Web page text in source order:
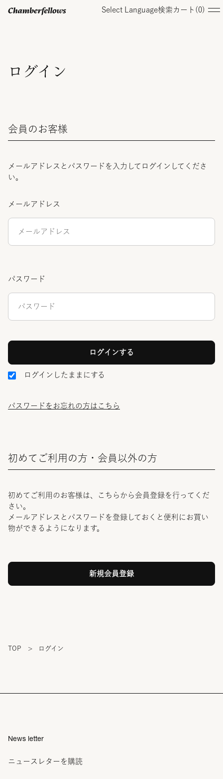
Select Language検索 カート( 0)
コレクション
ログイン
会員のお客様
メールアドレスとパスワードを入力してログインしてくださ
い。
メールアドレス
パスワード
ログインしたままにする
パスワードをお忘れの方はこちら
初めてご利用の方・会員以外の方
初めてご利用のお客様は、こちらから会員登録を行ってくだ
さい。
メールアドレスとパスワードを登録しておくと便利にお買い
物ができるようになります。
TOP > ログイン
News letter
ニュースレターを購読